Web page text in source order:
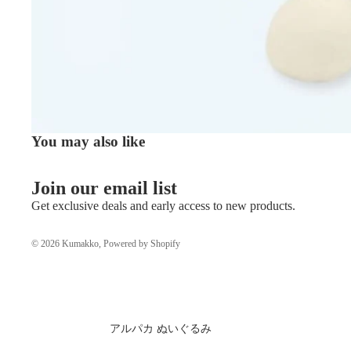
アルパカ ぬいぐるみ
You may also like
Join our email list
Get exclusive deals and early access to new products.
© 2026 Kumakko, Powered by Shopify